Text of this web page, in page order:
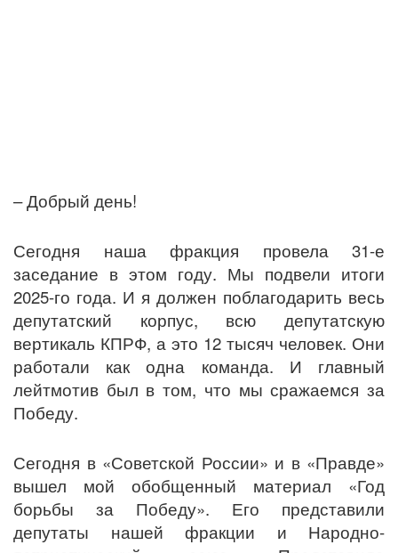
– Добрый день!
Сегодня наша фракция провела 31-е
заседание в этом году. Мы подвели итоги
2025-го года. И я должен поблагодарить весь
депутатский корпус, всю депутатскую
вертикаль КПРФ, а это 12 тысяч человек. Они
работали как одна команда. И главный
лейтмотив был в том, что мы сражаемся за
Победу.
Сегодня в «Советской России» и в «Правде»
вышел мой обобщенный материал «Год
борьбы за Победу». Его представили
депутаты нашей фракции и Народно-